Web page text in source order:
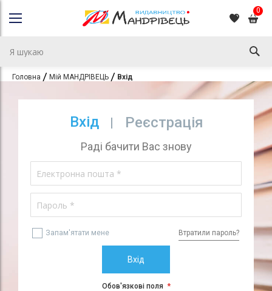
0
Головна Мій МАНДРІВЕЦЬ Вхід
Вхід Реєстрація
Раді бачити Вас знову
Запам'ятати мене Втратили пароль?
Вхід
Обов'язкові поля